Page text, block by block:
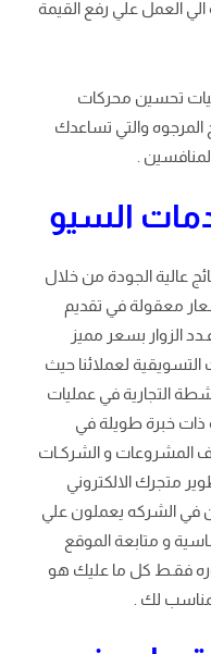
الي العمل علي رفع القيمة
تحسين محركات
المرجوه والتي تساعدك
.
السيو
عالية الجودة من خلال
معقولة في تقديم
الزوار بسعر مميز
لعملائنا حيث
التجارية في عمليات
خبرة طويلة في
المشروعات و الشركـات
متجرك الالكتروني
في الشركه يعملون علي
و متابعة الموقع
فقـط كل ما عليك هو
لك .